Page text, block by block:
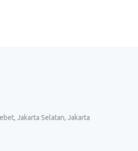
Jakarta Selatan, Jakarta